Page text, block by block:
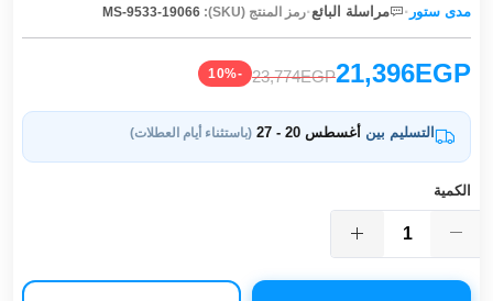
مدى ستور · مراسلة البائع·رمز المنتج (SKU): MS-9533-19066
21,396EGP
23,774EGP
-10%
التسليم بين أغسطس 20 - 27 (باستثناء أيام العطلات)
الكمية